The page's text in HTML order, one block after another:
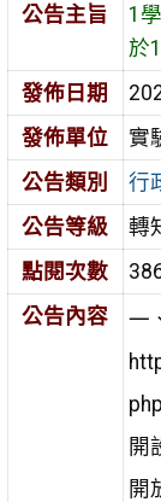
公告主旨
1
於
發佈日期
發佈單位
實
公告類別
行
公告等級
轉
點閱次數
公告內容
一
開
開